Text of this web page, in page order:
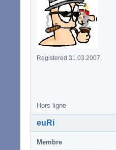
Registered 31.03.2007
Hors ligne
euRi
Membre